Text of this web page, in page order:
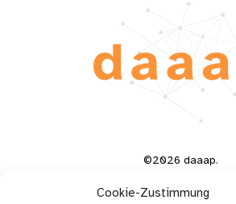
Cookie-Zustimmung
©2026 daaap.